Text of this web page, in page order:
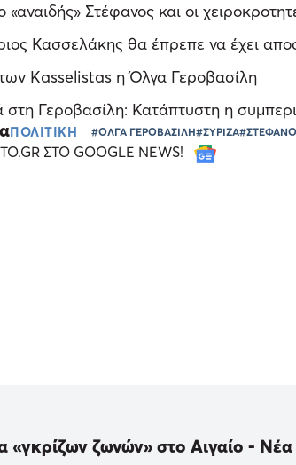
Στέφανος και οι
Κασσελάκης θα έπρεπε να έχει
Kasselistas η Όλγα Γεροβασίλη
Γεροβασίλη: Κατάπτυστη η
ΠΟΛΙΤΙΚΗ #ΟΛΓΑ ΓΕΡΟΒΑΣΙΛΗ#ΣΥΡΙΖΑ
ΣΤΟ GOOGLE NEWS!
«γκρίζων ζωνών» στο Αιγαίο -